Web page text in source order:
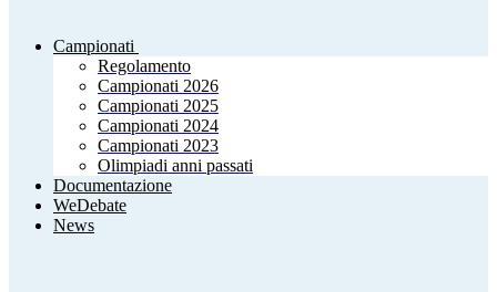
Campionati
Regolamento
Campionati 2026
Campionati 2025
Campionati 2024
Campionati 2023
Olimpiadi anni passati
Documentazione
WeDebate
News